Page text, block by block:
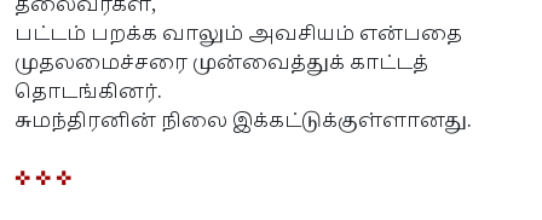
பட்டம் பறக்க வாலும் அவசியம் என்பதை
முதலமைச்சரை முன்வைத்துக் காட்டத்
தொடங்கினர்.
சுமந்திரனின் நிலை இக்கட்டுக்குள்ளானது.
✜ ✜ ✜